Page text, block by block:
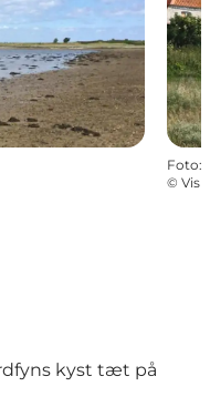
Foto:
©
billede
kyst tæt på